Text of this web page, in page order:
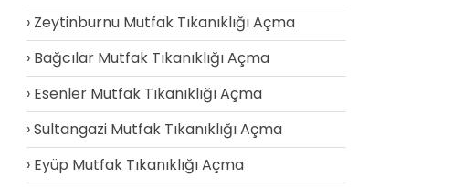
Zeytinburnu Mutfak Tıkanıklığı Açma
Bağcılar Mutfak Tıkanıklığı Açma
Esenler Mutfak Tıkanıklığı Açma
Sultangazi Mutfak Tıkanıklığı Açma
Eyüp Mutfak Tıkanıklığı Açma